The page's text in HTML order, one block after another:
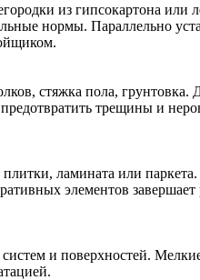
из гипсокартона или
нормы. Параллельно
стяжка пола, грунтовка.
трещины и
ламината или паркета.
элементов завершает
и поверхностей.